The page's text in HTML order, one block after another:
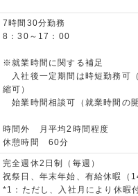
7時間30分勤務
8：30～17：00
※就業時間に関する補足
入社後一定期間は時短勤務可
縮可）
始業時間相談可（就業時間の
時間外 月平均2時間程度
休憩時間 60分
完全週休2日制（毎週）
祝祭日、年末年始、有給休暇（
*1：ただし、入社月により休暇